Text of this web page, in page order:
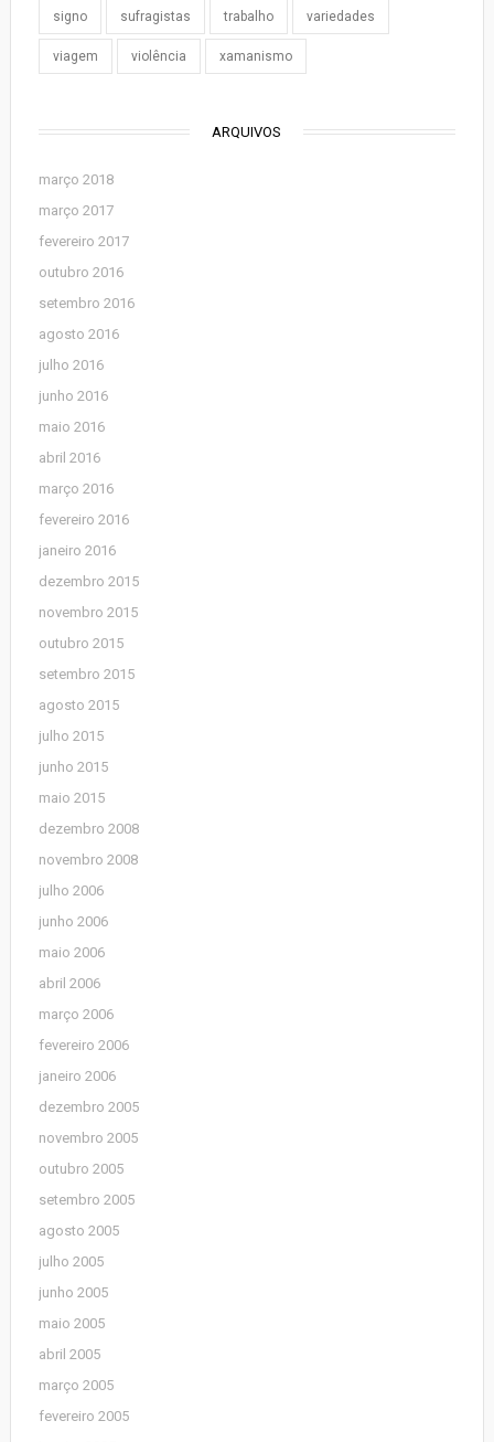
signo sufragistas trabalho variedades
viagem violência xamanismo
ARQUIVOS
março 2018
março 2017
fevereiro 2017
outubro 2016
setembro 2016
agosto 2016
julho 2016
junho 2016
maio 2016
abril 2016
março 2016
fevereiro 2016
janeiro 2016
dezembro 2015
novembro 2015
outubro 2015
setembro 2015
agosto 2015
julho 2015
junho 2015
maio 2015
dezembro 2008
novembro 2008
julho 2006
junho 2006
maio 2006
abril 2006
março 2006
fevereiro 2006
janeiro 2006
dezembro 2005
novembro 2005
outubro 2005
setembro 2005
agosto 2005
julho 2005
junho 2005
maio 2005
abril 2005
março 2005
fevereiro 2005